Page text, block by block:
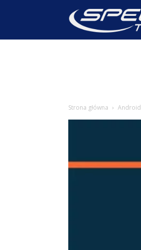
Strona główna Android